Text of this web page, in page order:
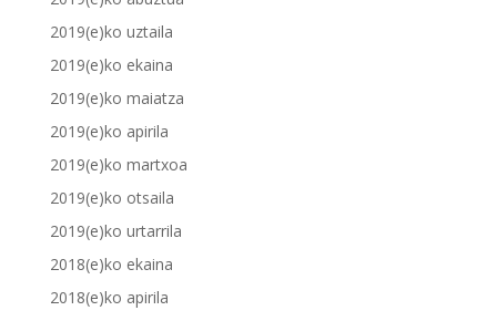
2019(e)ko uztaila
2019(e)ko ekaina
2019(e)ko maiatza
2019(e)ko apirila
2019(e)ko martxoa
2019(e)ko otsaila
2019(e)ko urtarrila
2018(e)ko ekaina
2018(e)ko apirila